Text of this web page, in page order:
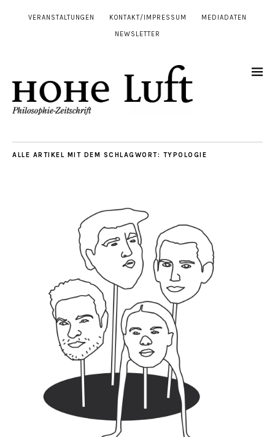
VERANSTALTUNGEN KONTAKT/IMPRESSUM MEDIADATEN
NEWSLETTER
ALLE ARTIKEL MIT DEM SCHLAGWORT: TYPOLOGIE